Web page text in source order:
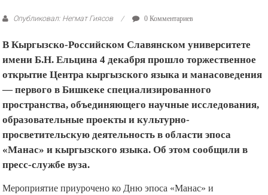
Опубликовал: Негмат Гиясов 0 Комментариев
В Кыргызско-Российском Славянском университете
имени Б.Н. Ельцина 4 декабря прошло торжественное
открытие Центра кыргызского языка и манасоведения
— первого в Бишкеке специализированного
пространства, объединяющего научные исследования,
образовательные проекты и культурно-
просветительскую деятельность в области эпоса
«Манас» и кыргызского языка. Об этом сообщили в
пресс-службе вуза.
Мероприятие приурочено ко Дню эпоса «Манас» и